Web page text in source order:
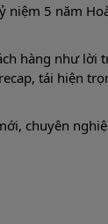
5 năm
hàng như lời
tái hiện
chuyên